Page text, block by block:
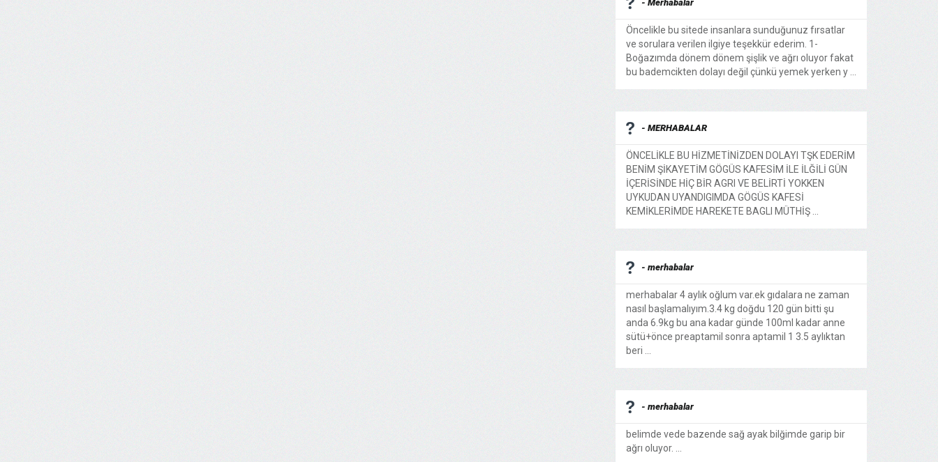
- Merhabalar
Öncelikle bu sitede insanlara sunduğunuz fırsatlar
ve sorulara verilen ilgiye teşekkür ederim. 1-
Boğazımda dönem dönem şişlik ve ağrı oluyor fakat
bu bademcikten dolayı değil çünkü yemek yerken y ...
- MERHABALAR
ÖNCELİKLE BU HİZMETİNİZDEN DOLAYI TŞK EDERİM
BENİM ŞİKAYETİM GÖGÜS KAFESİM İLE İLĞİLİ GÜN
İÇERİSİNDE HİÇ BİR AGRI VE BELİRTİ YOKKEN
UYKUDAN UYANDIGIMDA GÖGÜS KAFESİ
KEMİKLERİMDE HAREKETE BAGLI MÜTHİŞ ...
- merhabalar
merhabalar 4 aylık oğlum var.ek gıdalara ne zaman
nasıl başlamalıyım.3.4 kg doğdu 120 gün bitti şu
anda 6.9kg bu ana kadar günde 100ml kadar anne
sütü+önce preaptamil sonra aptamil 1 3.5 aylıktan
beri ...
- merhabalar
belimde vede bazende sağ ayak bilğimde garip bir
ağrı oluyor. ...